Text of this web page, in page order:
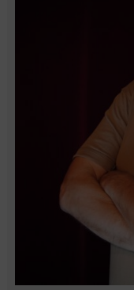
Präsenzstelle
Brandenburg-
Wegemuseum